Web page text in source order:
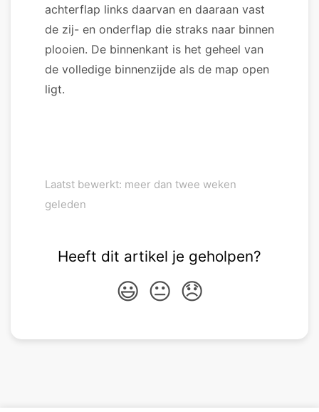
achterflap links daarvan en daaraan vast
de zij- en onderflap die straks naar binnen
plooien. De binnenkant is het geheel van
de volledige binnenzijde als de map open
ligt.
Laatst bewerkt: meer dan twee weken
geleden
Heeft dit artikel je geholpen?
😃 😐 😞